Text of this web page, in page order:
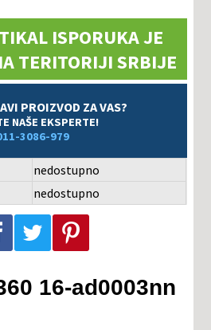
ISPORUKA JE
TERITORIJI SRBIJE
PROIZVOD ZA VAS?
NAŠE EKSPERTE!
3086-979
nedostupno
nedostupno
Podeli na Facebook-u Podeli na Twitter-u Podeli na Pinterest-u
16-ad0003nn